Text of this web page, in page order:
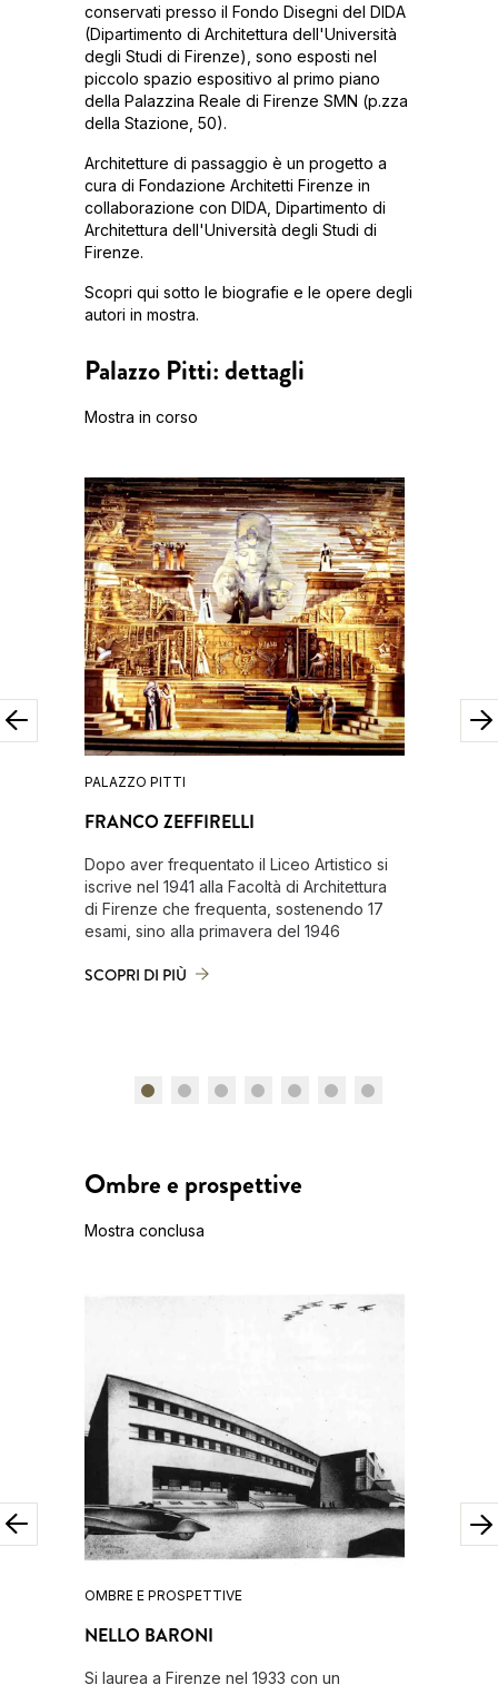
conservati presso il Fondo Disegni del DIDA
(Dipartimento di Architettura dell'Università
degli Studi di Firenze), sono esposti nel
piccolo spazio espositivo al primo piano
della Palazzina Reale di Firenze SMN (p.zza
della Stazione, 50).
Architetture di passaggio è un progetto a
cura di Fondazione Architetti Firenze in
collaborazione con DIDA, Dipartimento di
Architettura dell'Università degli Studi di
Firenze.
Scopri qui sotto le biografie e le opere degli
autori in mostra.
Palazzo Pitti: dettagli
Mostra in corso
PALAZZO PITTI
FRANCO ZEFFIRELLI
Dopo aver frequentato il Liceo Artistico si
iscrive nel 1941 alla Facoltà di Architettura
di Firenze che frequenta, sostenendo 17
esami, sino alla primavera del 1946
SCOPRI DI PIÙ
Ombre e prospettive
Mostra conclusa
OMBRE E PROSPETTIVE
NELLO BARONI
Si laurea a Firenze nel 1933 con un